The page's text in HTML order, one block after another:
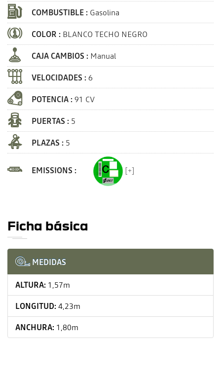
COMBUSTIBLE : Gasolina
COLOR : BLANCO TECHO NEGRO
CAJA CAMBIOS : Manual
VELOCIDADES :6
POTENCIA :91 CV
PUERTAS : 5
PLAZAS : 5
EMISSIONS : [+]
Ficha básica
MEDIDAS
ALTURA: 1,57m
LONGITUD:4,23m
ANCHURA: 1,80m